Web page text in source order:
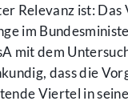
Relevanz ist:
im
dem
dass die
Viertel in